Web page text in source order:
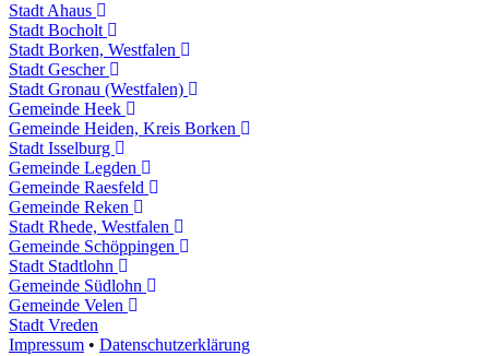
Stadt Ahaus
Stadt Bocholt
Stadt Borken, Westfalen
Stadt Gescher
Stadt Gronau (Westfalen)
Gemeinde Heek
Gemeinde Heiden, Kreis Borken
Stadt Isselburg
Gemeinde Legden
Gemeinde Raesfeld
Gemeinde Reken
Stadt Rhede, Westfalen
Gemeinde Schöppingen
Stadt Stadtlohn
Gemeinde Südlohn
Gemeinde Velen
Stadt Vreden
Impressum • Datenschutzerklärung